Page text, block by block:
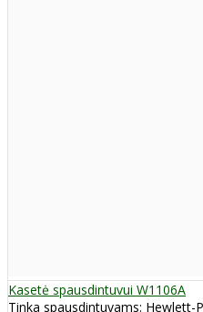
Kasetė spausdintuvui W1106A
Tinka spausdintuvams: Hewlett-